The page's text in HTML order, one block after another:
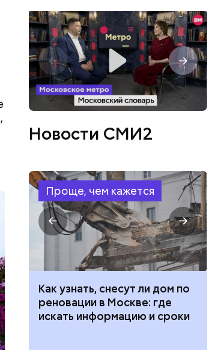
Новости СМИ2
Проще, чем кажется
Как узнать, снесут ли дом по
реновации в Москве: где
искать информацию и сроки